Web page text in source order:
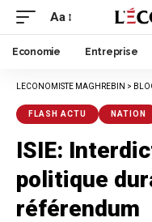
Aa
Economie Entreprise
LECONOMISTE MAGHREBIN >
FLASH ACTU NATION
ISIE:
politique
référendum